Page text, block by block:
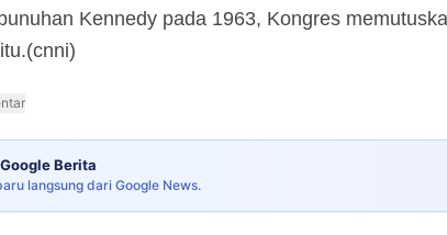
Kennedy pada 1963, Kongres
Berita
langsung dari Google News.